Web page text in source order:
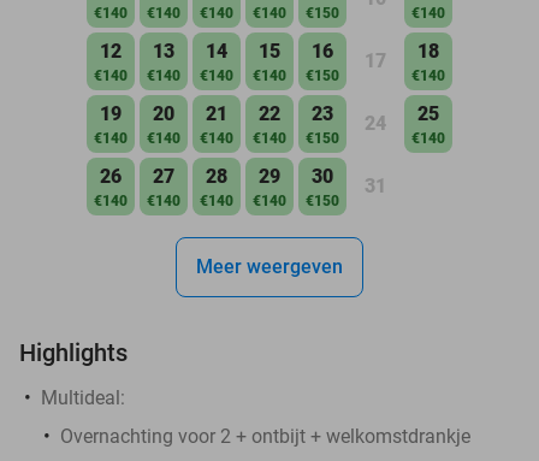
€140 €140 €140 €140 €150 €140
12
€140
13
€140
14
€140
15
€140
16
€150
17 18
€140
19
€140
20
€140
21
€140
22
€140
23
€150
24 25
€140
26
€140
27
€140
28
€140
29
€140
30
€150
31
Meer weergeven
Highlights
Multideal:
Overnachting voor 2 + ontbijt + welkomstdrankje